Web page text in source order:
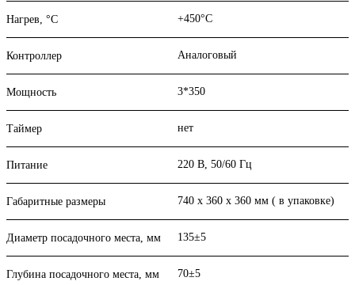
Нагрев, °С +450°С
Контроллер Аналоговый
Мощность 3*350
Таймер нет
Питание 220 В, 50/60 Гц
Габаритные размеры 740 х 360 х 360 мм ( в упаковке)
Диаметр посадочного места, мм 135±5
Глубина посадочного места, мм 70±5